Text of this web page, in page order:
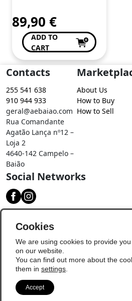
de Anabela Pinto
89,90 €
ADD TO
CART
Contacts
255 541 638
910 944 933
geral@aebaiao.com
Rua Comandante
Agatão Lança nº12 –
Loja 2
4640-142 Campelo –
Baião
About Us
How to Buy
How to Sell
Social Networks
Cookies
We are using cookies to provide
on our website.
You can find out more about the
them in settings
Accept